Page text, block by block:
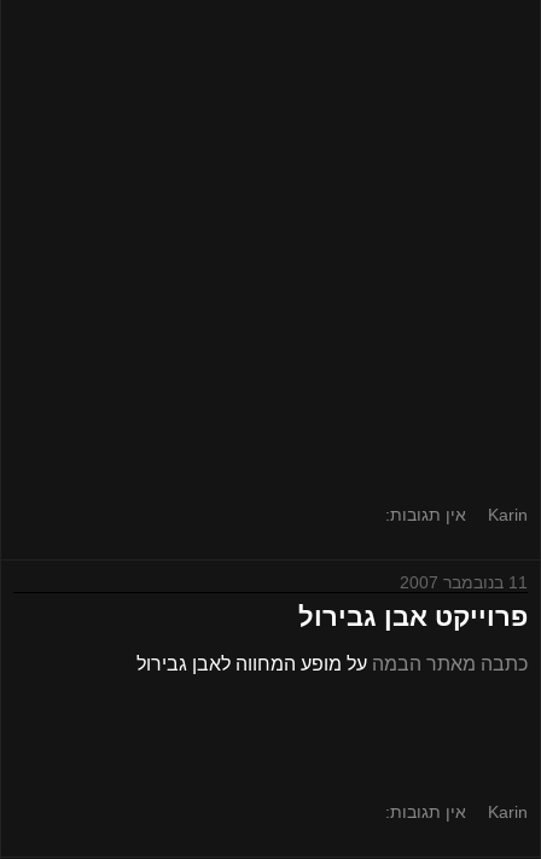
Karin אין תגובות:
11 בנובמבר 2007
פרוייקט אבן גבירול
כתבה מאתר הבמה על מופע המחווה לאבן גבירול
Karin אין תגובות: